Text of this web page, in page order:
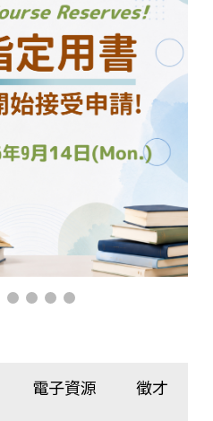
電子資源 徵才